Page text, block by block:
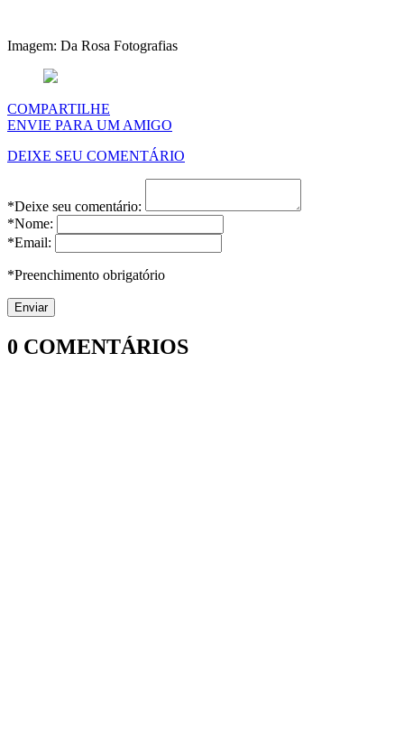
Imagem: Da Rosa Fotografias
COMPARTILHE
ENVIE PARA UM AMIGO
DEIXE SEU COMENTÁRIO
*Deixe seu comentário:
*Nome:
*Email:
*Preenchimento obrigatório
0 COMENTÁRIOS